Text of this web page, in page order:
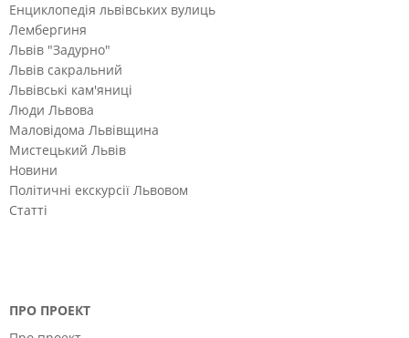
Енциклопедія львівських вулиць
Лембергиня
Львів "Задурно"
Львів сакральний
Львівські кам'яниці
Люди Львова
Маловідома Львівщина
Мистецький Львів
Новини
Політичні екскурсії Львовом
Статті
ПРО ПРОЕКТ